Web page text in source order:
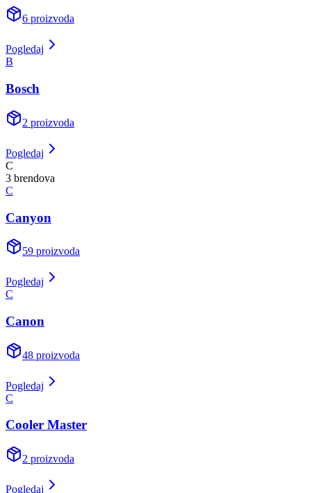
6 proizvoda
Pogledaj
B
Bosch
2 proizvoda
Pogledaj
C
3 brendova
C
Canyon
59 proizvoda
Pogledaj
C
Canon
48 proizvoda
Pogledaj
C
Cooler Master
2 proizvoda
Pogledaj